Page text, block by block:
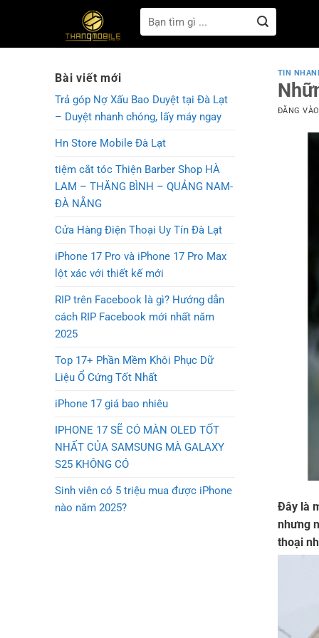
kiếm:
Bài viết mới
Trả góp Nợ Xấu Bao Duyệt tại Đà Lạt
– Duyệt nhanh chóng, lấy máy ngay
Hn Store Mobile Đà Lạt
tiệm cắt tóc Thiện Barber Shop HÀ
LAM – THĂNG BÌNH – QUẢNG NAM-
ĐÀ NẴNG
Cửa Hàng Điện Thoại Uy Tín Đà Lạt
iPhone 17 Pro và iPhone 17 Pro Max
lột xác với thiết kế mới
RIP trên Facebook là gì? Hướng dẫn
cách RIP Facebook mới nhất năm
2025
Top 17+ Phần Mềm Khôi Phục Dữ
Liệu Ổ Cứng Tốt Nhất
iPhone 17 giá bao nhiêu
IPHONE 17 SẼ CÓ MÀN OLED TỐT
NHẤT CỦA SAMSUNG MÀ GALAXY
S25 KHÔNG CÓ
Sinh viên có 5 triệu mua được iPhone
nào năm 2025?
TIN
ĐĂNG
Đây là
nhưng
thoại